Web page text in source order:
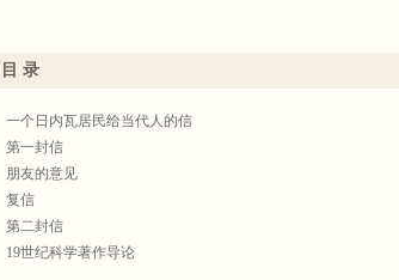
目 录
一个日内瓦居民给当代人的信
第一封信
朋友的意见
复信
第二封信
19世纪科学著作导论